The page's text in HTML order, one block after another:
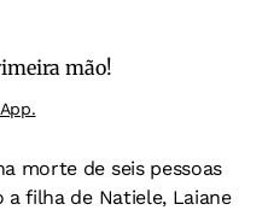
mão!
morte de seis pessoas
filha de Natiele, Laiane